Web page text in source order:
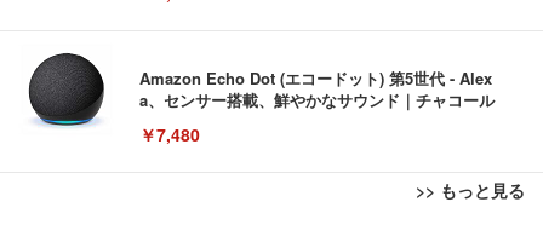
Amazon Echo Dot (エコードット) 第5世代 - Alex
a、センサー搭載、鮮やかなサウンド｜チャコール
￥7,480
>> もっと見る